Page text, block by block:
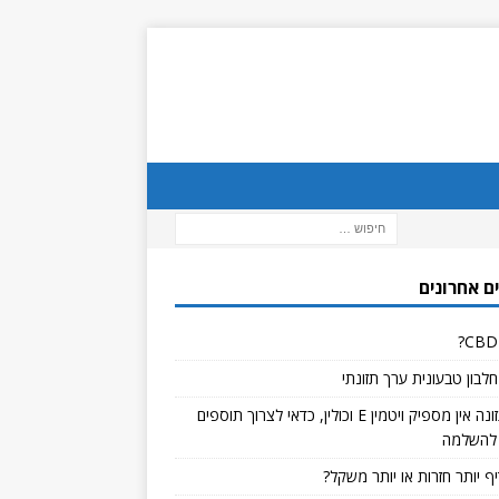
אחרונים
טבעונית ערך תזונתי
אם בתזונה אין מספיק ויטמין E וכולין, כדאי לצרוך תוספים
יותר חזרות או יותר משקל?